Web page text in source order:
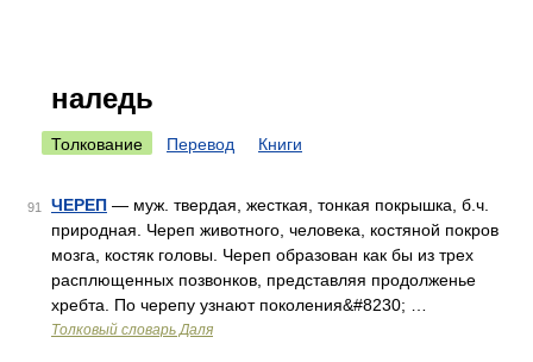
наледь
Толкование Перевод Книги
91 ЧЕРЕП — муж. твердая, жесткая, тонкая покрышка, б.ч.
природная. Череп животного, человека, костяной покров
мозга, костяк головы. Череп образован как бы из трех
расплющенных позвонков, представляя продолженье
хребта. По черепу узнают поколения&#8230; …
Толковый словарь Даля